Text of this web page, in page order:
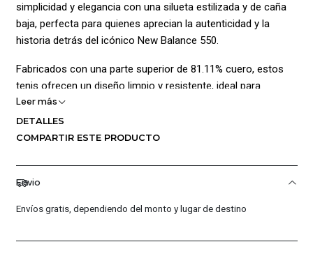
simplicidad y elegancia con una silueta estilizada y de caña
baja, perfecta para quienes aprecian la autenticidad y la
historia detrás del icónico New Balance 550.
Fabricados con una parte superior de 81.11% cuero, estos
tenis ofrecen un diseño limpio y resistente, ideal para
cualquier época. La mezcla de gamuza y cuero en la
capellada les otorga durabilidad y un toque premium,
mientras que la suela de 100% caucho garantiza tracción y
Además, cuentan con una amortiguación en EVA,
están diseñados específicamente para la práctica deportiva,
Leer más
DETALLES
COMPARTIR ESTE PRODUCTO
Envio
Envíos gratis, dependiendo del monto y lugar de destino